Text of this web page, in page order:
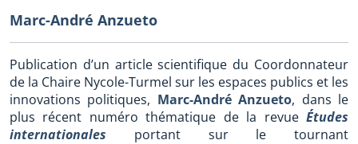
Marc-André Anzueto
Publication d’un article scientifique du Coordonnateur
de la Chaire Nycole-Turmel sur les espaces publics et les
innovations politiques, Marc-André Anzueto, dans le
plus récent numéro thématique de la revue Études
internationales
portant sur le tournant